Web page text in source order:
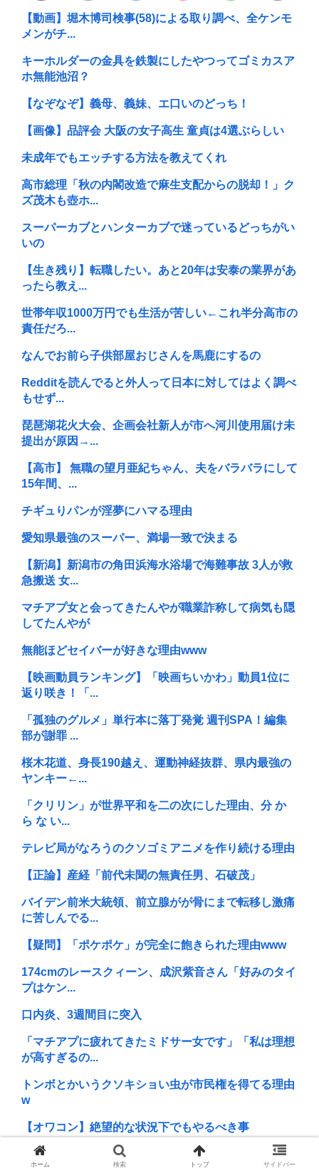
【動画】堀木博司検事(58)による取り調べ、全ケンモ
メンがチ...
キーホルダーの金具を鉄製にしたやつってゴミカスア
ホ無能池沼？
【なぞなぞ】義母、義妹、エ口いのどっち！
【画像】品評会 大阪の女子高生 童貞は4選ぶらしい
未成年でもエッチする方法を教えてくれ
高市総理「秋の内閣改造で麻生支配からの脱却！」ク
ズ茂木も壺ホ...
スーパーカブとハンターカブで迷っているどっちがい
いの
【生き残り】転職したい。あと20年は安泰の業界があ
ったら教え...
世帯年収1000万円でも生活が苦しい←これ半分高市の
責任だろ...
なんでお前ら子供部屋おじさんを馬鹿にするの
Redditを読んでると外人って日本に対してはよく調べ
もせず...
琵琶湖花火大会、企画会社新人が市へ河川使用届け未
提出が原因→...
【高市】 無職の望月亜紀ちゃん、夫をバラバラにして
15年間、...
チギュりパンが淫夢にハマる理由
愛知県最強のスーパー、満場一致で決まる
【新潟】新潟市の角田浜海水浴場で海難事故 3人が救
急搬送 女...
マチアプ女と会ってきたんやが職業詐称して病気も隠
してたんやが
無能ほどセイバーが好きな理由www
【映画動員ランキング】「映画ちいかわ」動員1位に
返り咲き！「...
「孤独のグルメ」単行本に落丁発覚 週刊SPA！編集
部が謝罪 ...
桜木花道、身長190越え、運動神経抜群、県内最強の
ヤンキー←...
「クリリン」が世界平和を二の次にした理由、分 か
ら な い...
テレビ局がなろうのクソゴミアニメを作り続ける理由
【正論】産経「前代未聞の無責任男、石破茂」
バイデン前米大統領、前立腺がが骨にまで転移し激痛
に苦しんでる...
【疑問】「ポケポケ」が完全に飽きられた理由www
174cmのレースクィーン、成沢紫音さん「好みのタイ
プはケン...
口内炎、3週間目に突入
「マチアプに疲れてきたミドサー女です」「私は理想
が高すぎるの...
トンボとかいうクソキショい虫が市民権を得てる理由
w
【オワコン】絶望的な状況下でもやるべき事
中年層が「ちいかわ」にハマる理由www
ホーム 検索 トップ サイドバー